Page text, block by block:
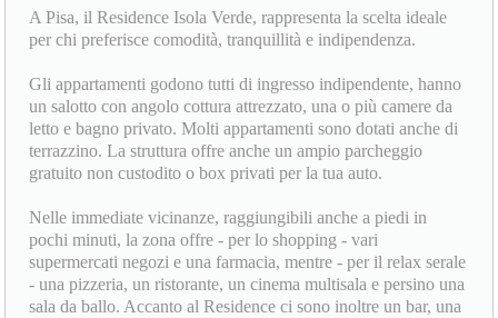
A Pisa, il Residence Isola Verde, rappresenta la scelta ideale
per chi preferisce comodità, tranquillità e indipendenza.
Gli appartamenti godono tutti di ingresso indipendente, hanno
un salotto con angolo cottura attrezzato, una o più camere da
letto e bagno privato. Molti appartamenti sono dotati anche di
terrazzino. La struttura offre anche un ampio parcheggio
gratuito non custodito o box privati per la tua auto.
Nelle immediate vicinanze, raggiungibili anche a piedi in
pochi minuti, la zona offre - per lo shopping - vari
supermercati negozi e una farmacia, mentre - per il relax serale
- una pizzeria, un ristorante, un cinema multisala e persino una
sala da ballo. Accanto al Residence ci sono inoltre un bar, una